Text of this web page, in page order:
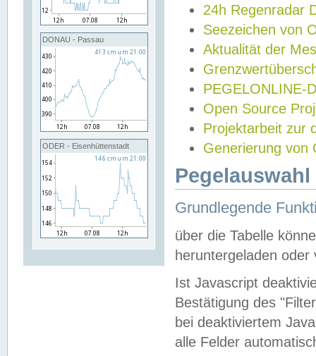
DONAU - Passau
ODER - Eisenhüttenstadt
24h Regenradar
Seezeichen von
Aktualität der
PEGELONLINE-
Open Source
Projektarbeit zur
Generierung von
Grundlegende
über die Tabelle
heruntergeladen oder
Ist Javascript
Bestätigung des
bei deaktiviertem
alle Felder